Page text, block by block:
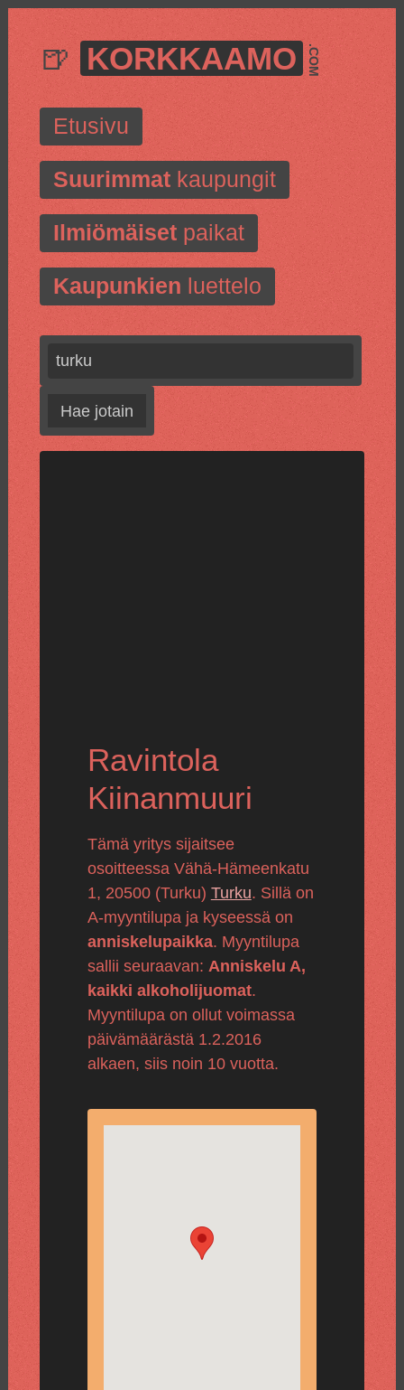
🍺 KORKKAAMO .COM
Etusivu
Suurimmatkaupungit
Ilmiömäisetpaikat
Kaupunkien luettelo
Hae jotain
Ravintola
Kiinanmuuri
Tämä yritys sijaitsee
osoitteessa Vähä-Hämeenkatu
1, 20500 (Turku) Turku. Sillä on
A-myyntilupa ja kyseessä on
anniskelupaikka. Myyntilupa
sallii seuraavan: Anniskelu A,
kaikki alkoholijuomat.
Myyntilupa on ollut voimassa
päivämäärästä 1.2.2016
alkaen, siis noin 10 vuotta.